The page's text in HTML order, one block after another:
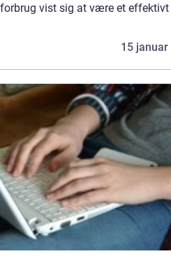
vist sig at være et effektivt
15 januar